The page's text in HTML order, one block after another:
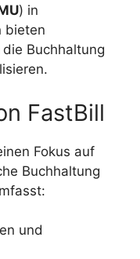
) in
bieten
Buchhaltung
FastBill
Fokus auf
Buchhaltung
und